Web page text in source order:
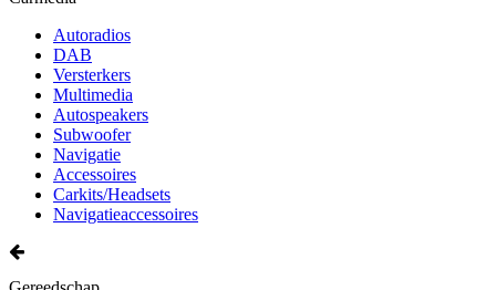
Autoradios
DAB
Versterkers
Multimedia
Autospeakers
Subwoofer
Navigatie
Accessoires
Carkits/Headsets
Navigatieaccessoires